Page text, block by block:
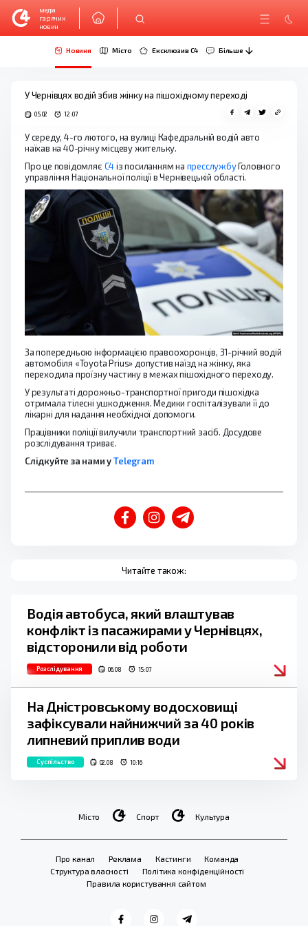
медіа
гарячих
новин
Новини Місто Ексклюзив C4 Більше
У Чернівцях водій збив жінку на пішохідному переході
05.02 12:07
У середу, 4-го лютого, на вулиці Кафедральній водій авто
наїхав на 40-річну місцеву жительку.
Про це повідомляє С4із посиланням на пресслужбуГоловного
управління Національної поліції в Чернівецькій області.
За попередньою інформацією правоохоронців, 31-річний водій
автомобіля «Toyota Prius» допустив наїзд на жінку, яка
переходила проїзну частину в межах пішохідного переходу.
У результаті дорожньо-транспортної пригоди пішохідка
отримала тілесні ушкодження. Медики госпіталізували її до
лікарні для надання необхідної допомоги.
Працівники поліції вилучили транспортний засіб. Досудове
розслідування триває.
Слідкуйте за нами уTelegram
Читайте також:
Водія автобуса, який влаштував
конфлікт із пасажирами у Чернівцях,
відсторонили від роботи
Розслідування 06.08 15:07
На Дністровському водосховищі
зафіксували найнижчий за 40 років
липневий приплив води
Суспільство 02.08 10:16
Місто Спорт Культура
Про канал Реклама Кастинги
Команда
Структура власності
Політика конфіденційності
Правила користування сайтом